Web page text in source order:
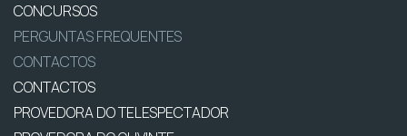
CONCURSOS
PERGUNTAS FREQUENTES
CONTACTOS
CONTACTOS
PROVEDORA DO TELESPECTADOR